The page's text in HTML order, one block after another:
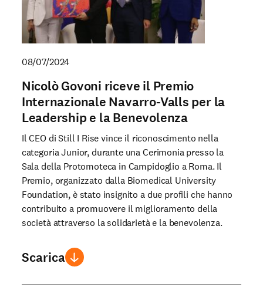
08/07/2024
Nicolò Govoni riceve il Premio
Internazionale Navarro-Valls per la
Leadership e la Benevolenza
Il CEO di Still I Rise vince il riconoscimento nella
categoria Junior, durante una Cerimonia presso la
Sala della Protomoteca in Campidoglio a Roma. Il
Premio, organizzato dalla Biomedical University
Foundation, è stato insignito a due profili che hanno
contribuito a promuovere il miglioramento della
società attraverso la solidarietà e la benevolenza.
Scarica